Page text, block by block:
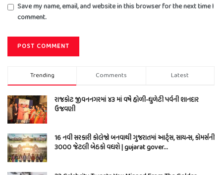
Save my name, email, and website in this browser for the next time I
comment.
Trending Comments Latest
રાજકોટ જીવનનગરમાં ૪૩ માં વર્ષે હોળી-ધુળેટી પર્વની શાનદાર
ઉજવણી
16 નવી સરકારી કોલેજો બનવાથી ગુજરાતમાં આર્ટ્સ, સાયન્સ, કોમર્સની
3000 જેટલી બેઠકો વધશે | gujarat gover…